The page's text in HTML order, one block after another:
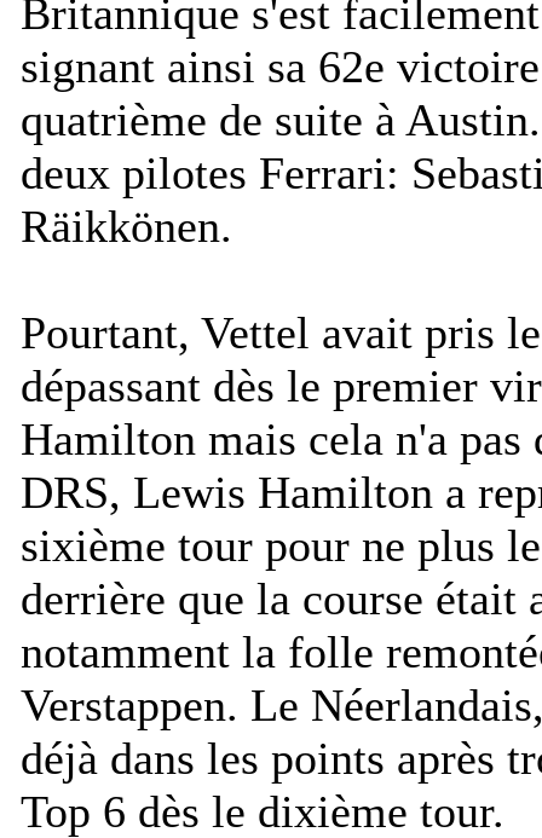
Britannique s'est
signant ainsi sa 62e
quatrième de suite à
deux pilotes Ferrari:
Räikkönen.
Pourtant, Vettel avait pris
dépassant dès le premier
Hamilton mais cela n'a pas
DRS, Lewis Hamilton a
sixième tour pour ne plus
derrière que la course était
notamment la folle
Verstappen. Le
déjà dans les points après
Top 6 dès le dixième tour.